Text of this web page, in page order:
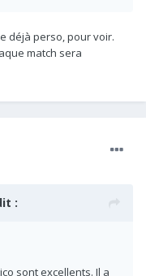
déjà perso, pour voir.
match sera
:
sont excellents. Il a